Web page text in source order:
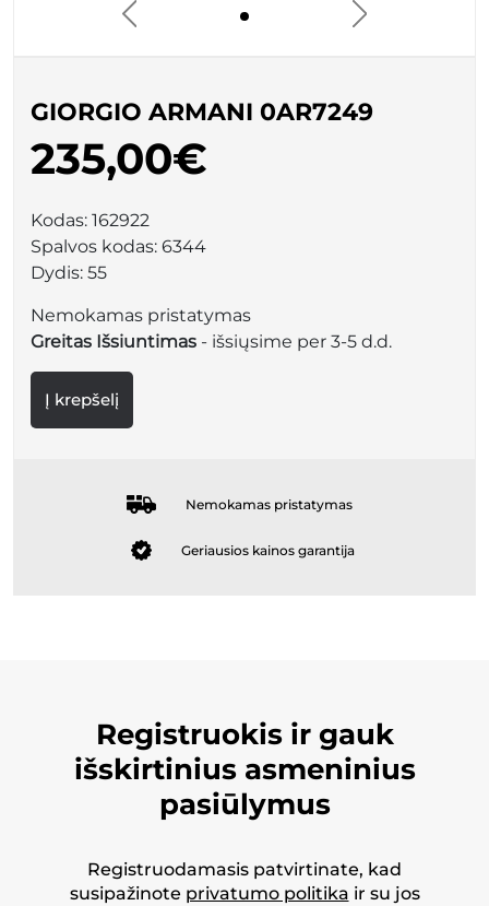
GIORGIO ARMANI 0AR7249
235,00€
Kodas: 162922
Spalvos kodas: 6344
Dydis: 55
Nemokamas pristatymas
Greitas Išsiuntimas - išsiųsime per 3-5 d.d.
Į krepšelį
Nemokamas pristatymas
Geriausios kainos garantija
Registruokis ir gauk
išskirtinius asmeninius
pasiūlymus
Registruodamasis patvirtinate, kad
susipažinote privatumo politika ir su jos